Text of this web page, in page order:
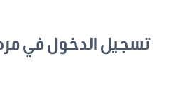
تسجيل الدخول في